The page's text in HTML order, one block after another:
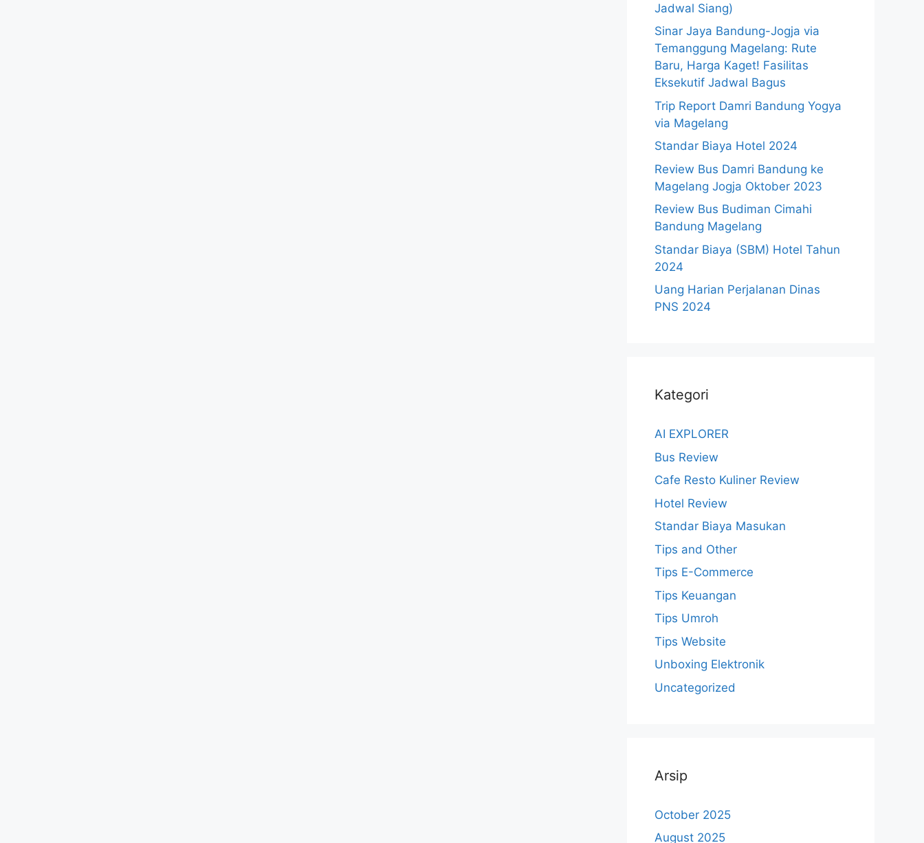
Jadwal Siang)
Sinar Jaya Bandung-Jogja via
Temanggung Magelang: Rute
Baru, Harga Kaget! Fasilitas
Eksekutif Jadwal Bagus
Trip Report Damri Bandung Yogya
via Magelang
Standar Biaya Hotel 2024
Review Bus Damri Bandung ke
Magelang Jogja Oktober 2023
Review Bus Budiman Cimahi
Bandung Magelang
Standar Biaya (SBM) Hotel Tahun
2024
Uang Harian Perjalanan Dinas
PNS 2024
Kategori
AI EXPLORER
Bus Review
Cafe Resto Kuliner Review
Hotel Review
Standar Biaya Masukan
Tips and Other
Tips E-Commerce
Tips Keuangan
Tips Umroh
Tips Website
Unboxing Elektronik
Uncategorized
Arsip
October 2025
August 2025